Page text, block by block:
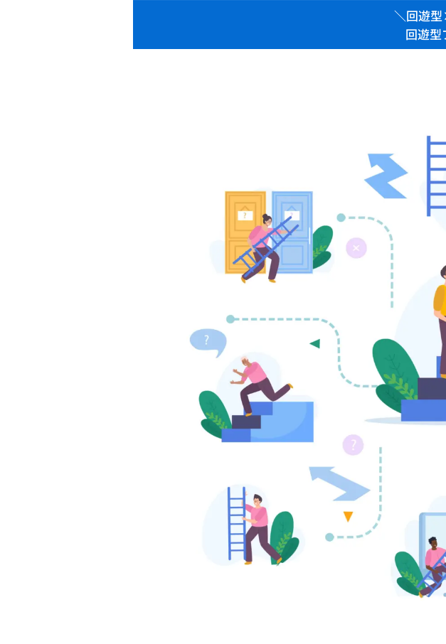
＼回遊
回遊型